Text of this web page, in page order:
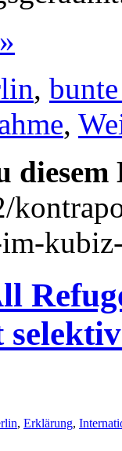
,
,
, Erklärung,